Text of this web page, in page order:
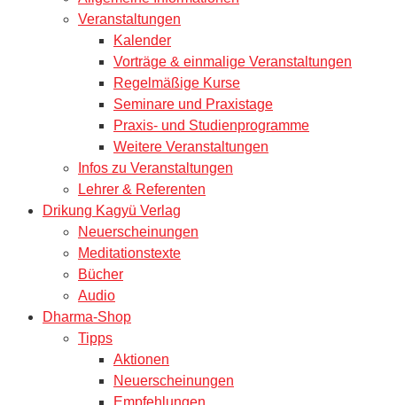
Veranstaltungen
Kalender
Vorträge & einmalige Veranstaltungen
Regelmäßige Kurse
Seminare und Praxistage
Praxis- und Studienprogramme
Weitere Veranstaltungen
Infos zu Veranstaltungen
Lehrer & Referenten
Drikung Kagyü Verlag
Neuerscheinungen
Meditationstexte
Bücher
Audio
Dharma-Shop
Tipps
Aktionen
Neuerscheinungen
Empfehlungen